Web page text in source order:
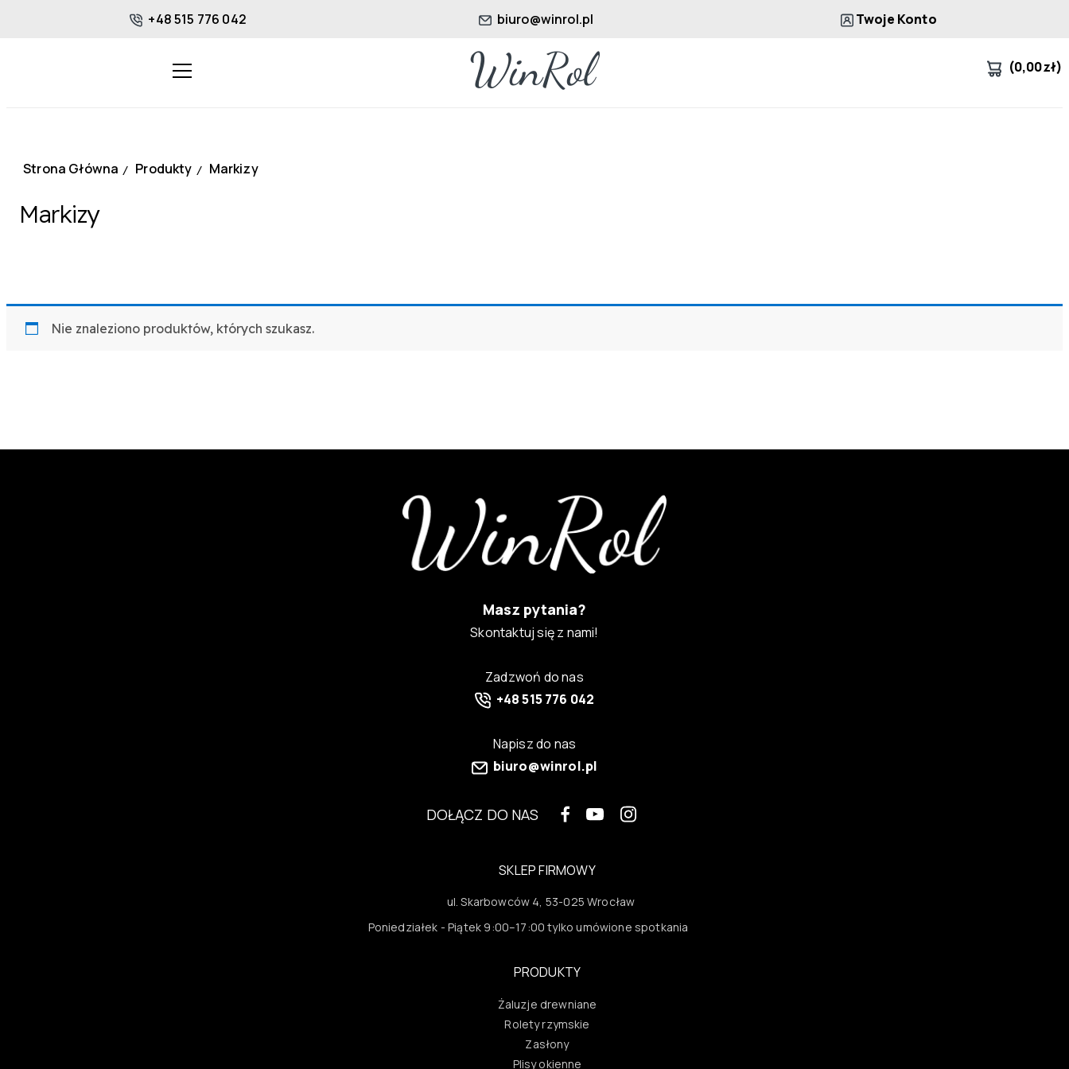
+48 515 776 042 biuro@winrol.pl Twoje Konto
(0,00zł)
Strona Główna / Produkty / Markizy
Markizy
Nie znaleziono produktów, których szukasz.
Masz pytania?
Skontaktuj się z nami!
Zadzwoń do nas
+48 515 776 042
Napisz do nas
biuro@winrol.pl
DOŁĄCZ DO NAS
SKLEP FIRMOWY
ul. Skarbowców 4, 53-025 Wrocław
Poniedziałek - Piątek 9:00–17:00 tylko umówione spotkania
PRODUKTY
Żaluzje drewniane
Rolety rzymskie
Zasłony
Plisy okienne